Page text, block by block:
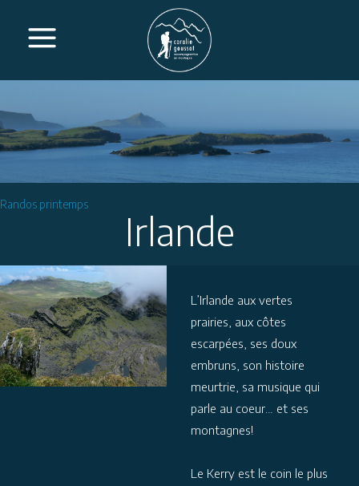
Randos printemps
Irlande
L’Irlande aux vertes
prairies, aux côtes
escarpées, ses doux
embruns, son histoire
meurtrie, sa musique qui
parle au coeur… et ses
montagnes!
Le Kerry est le coin le plus